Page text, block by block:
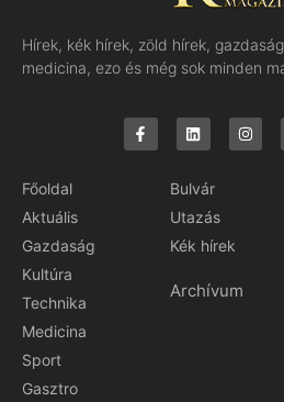
Hírek, kék hírek, zöld hírek,
medicina, ezo és még sok minden
Főoldal
Aktuális
Gazdaság
Kultúra
Technika
Medicina
Sport
Gasztro
Bulvár
Utazás
Kék hírek
Archívum